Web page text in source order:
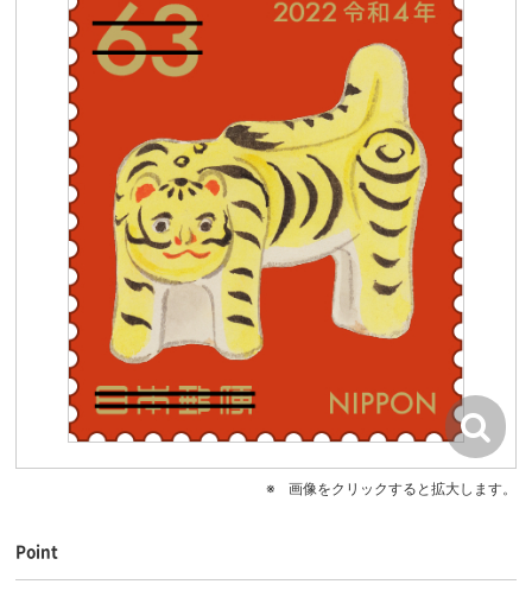
画像をクリックすると拡大します。
Point